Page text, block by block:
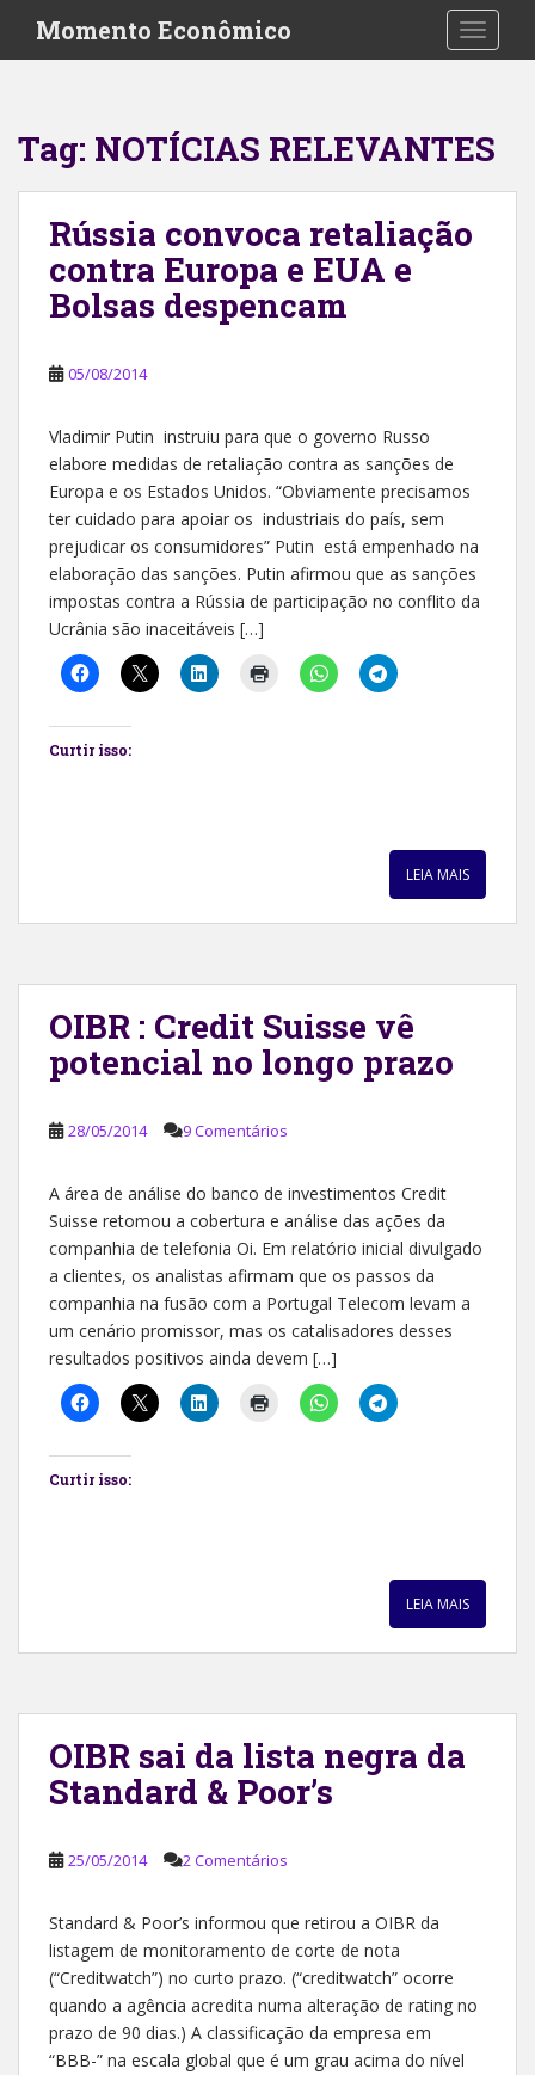
i
Momento Econômico
Tag: NOTÍCIAS RELEVANTES
Rússia convoca retaliação
contra Europa e EUA e
Bolsas despencam
05/08/2014
Vladimir Putin instruiu para que o governo Russo
elabore medidas de retaliação contra as sanções de
Europa e os Estados Unidos. “Obviamente precisamos
ter cuidado para apoiar os industriais do país, sem
prejudicar os consumidores” Putin está empenhado na
elaboração das sanções. Putin afirmou que as sanções
impostas contra a Rússia de participação no conflito da
Ucrânia são inaceitáveis […]
Curtir isso:
LEIA MAIS
OIBR : Credit Suisse vê
potencial no longo prazo
28/05/2014 9 Comentários
A área de análise do banco de investimentos Credit
Suisse retomou a cobertura e análise das ações da
companhia de telefonia Oi. Em relatório inicial divulgado
a clientes, os analistas afirmam que os passos da
companhia na fusão com a Portugal Telecom levam a
um cenário promissor, mas os catalisadores desses
resultados positivos ainda devem […]
Curtir isso:
LEIA MAIS
OIBR sai da lista negra da
Standard & Poor’s
25/05/2014 2 Comentários
Standard & Poor’s informou que retirou a OIBR da
listagem de monitoramento de corte de nota
(“Creditwatch”) no curto prazo. (“creditwatch” ocorre
quando a agência acredita numa alteração de rating no
prazo de 90 dias.) A classificação da empresa em
“BBB-” na escala global que é um grau acima do nível